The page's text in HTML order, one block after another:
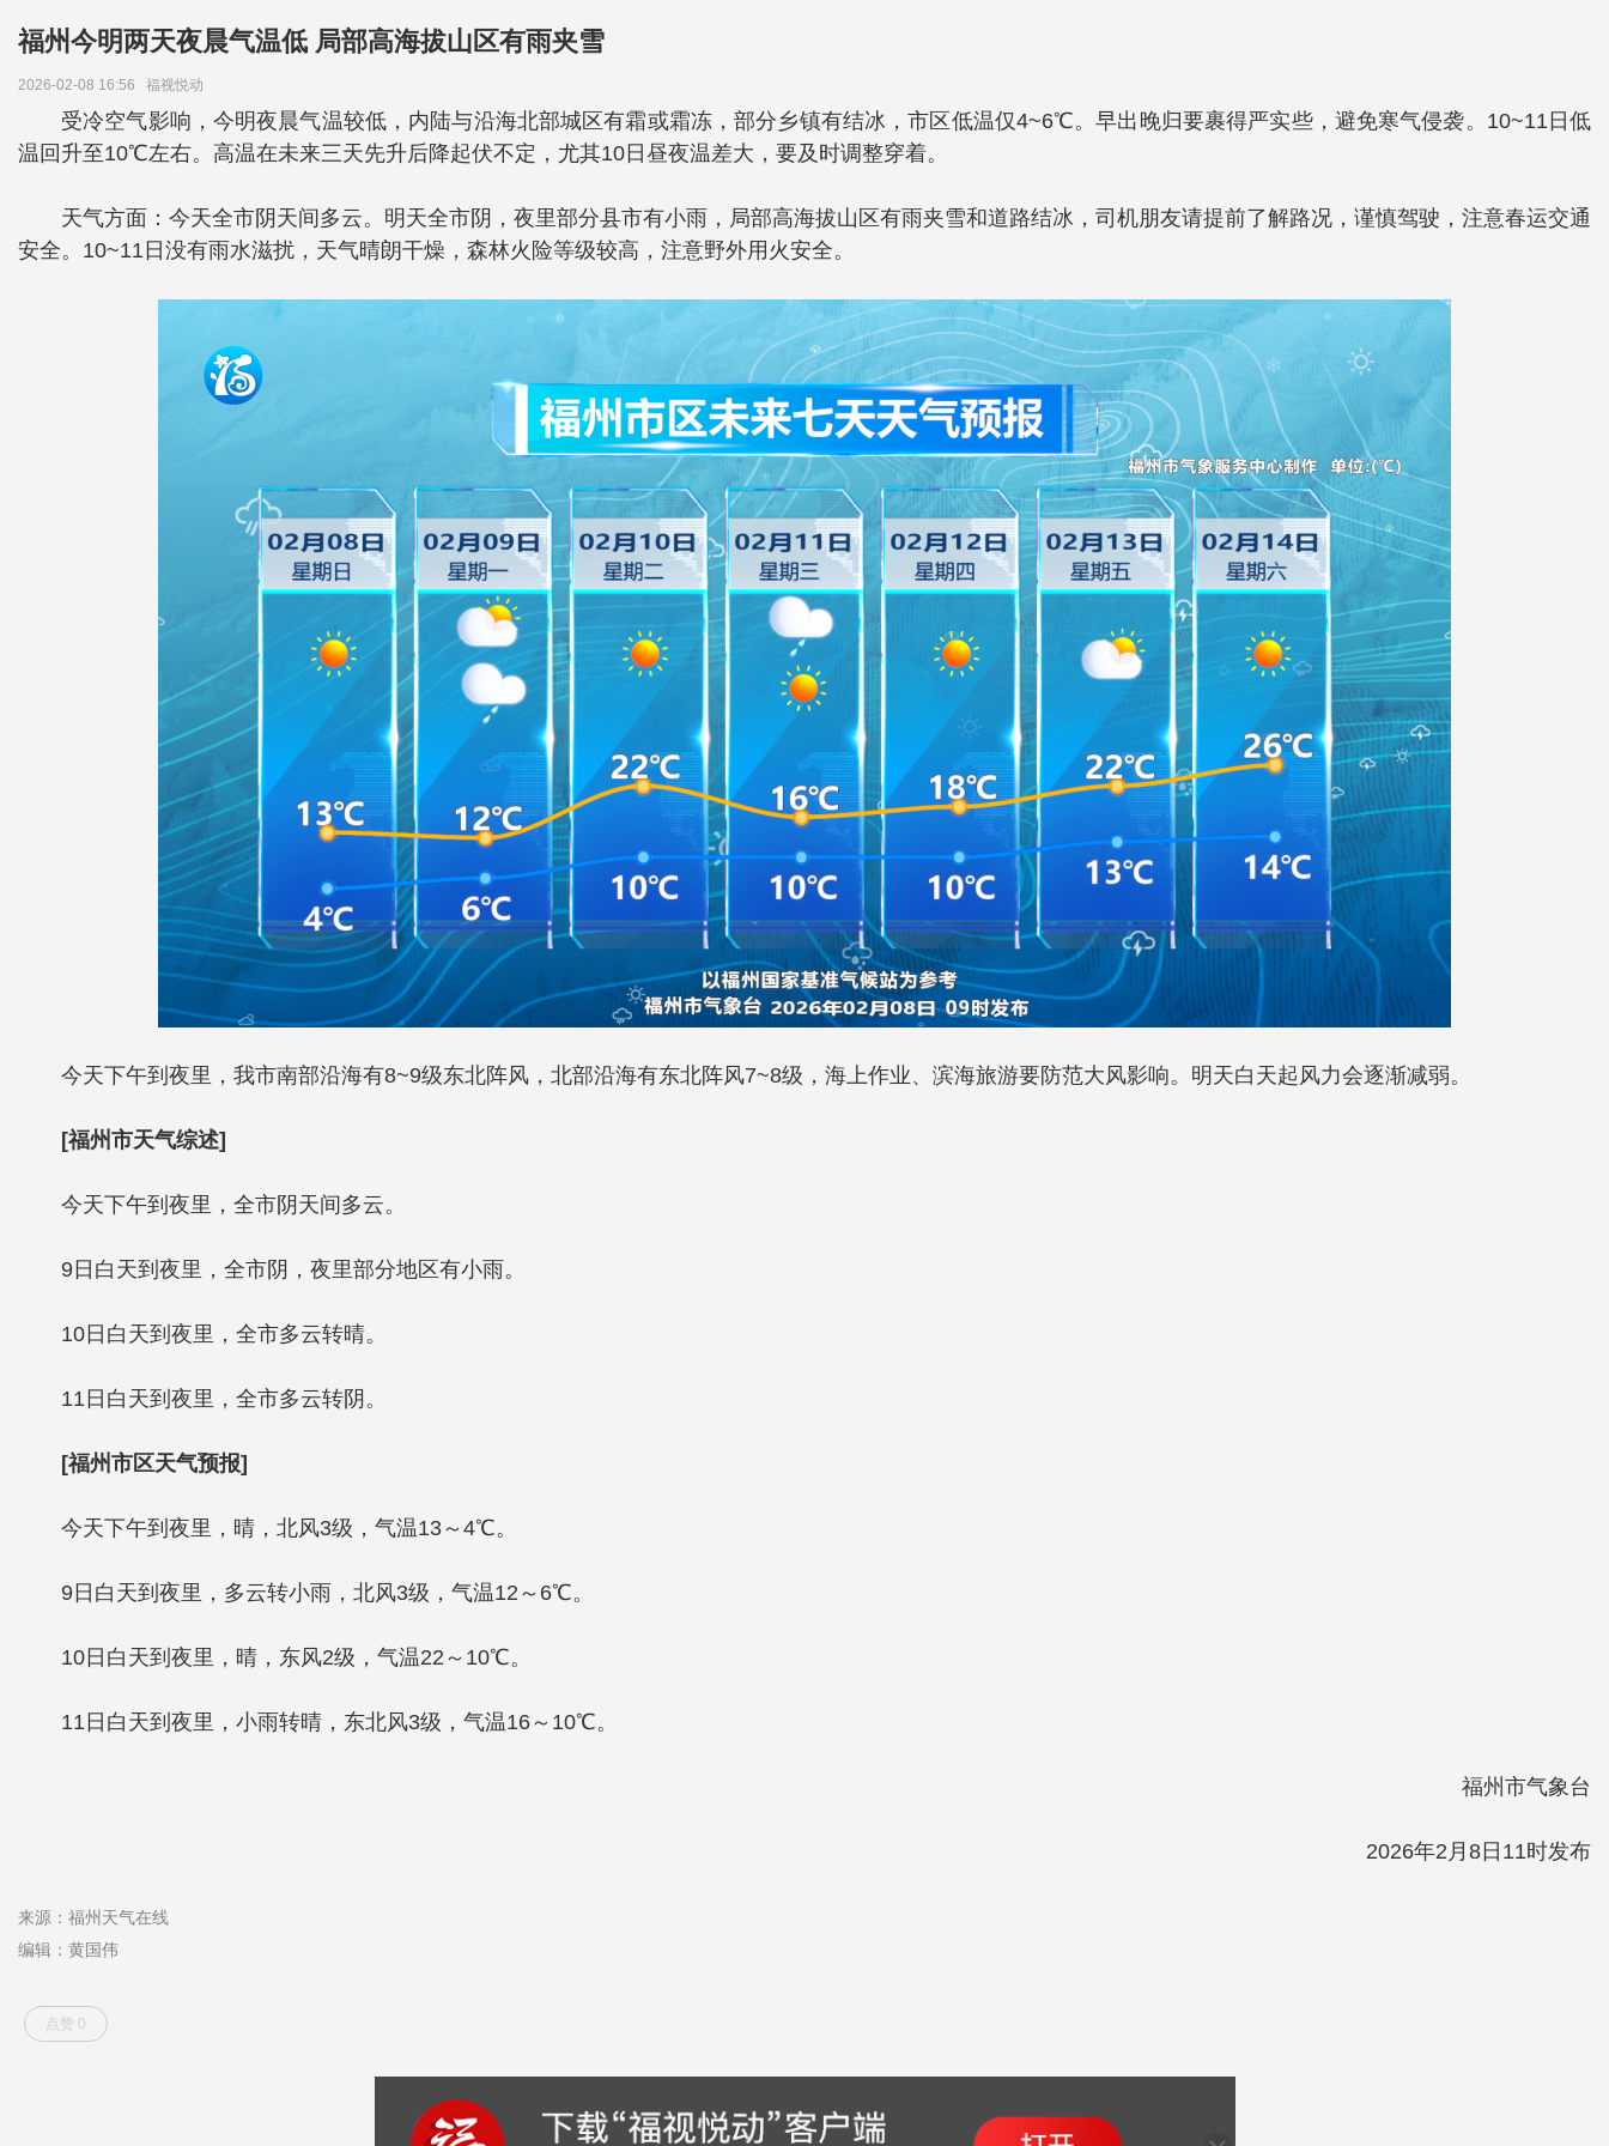
福州今明两天夜晨气温低 局部高海拔山区有雨夹雪
2026-02-08 16:56 福视悦动
受冷空气影响，今明夜晨气温较低，内陆与沿海北部城区有霜或霜冻，部分乡镇有结冰，市区低温仅4~6℃。早出晚归要裹得严实些，避免寒气侵袭。10~11日低
温回升至10℃左右。高温在未来三天先升后降起伏不定，尤其10日昼夜温差大，要及时调整穿着。
天气方面：今天全市阴天间多云。明天全市阴，夜里部分县市有小雨，局部高海拔山区有雨夹雪和道路结冰，司机朋友请提前了解路况，谨慎驾驶，注意春运交通
安全。10~11日没有雨水滋扰，天气晴朗干燥，森林火险等级较高，注意野外用火安全。
今天下午到夜里，我市南部沿海有8~9级东北阵风，北部沿海有东北阵风7~8级，海上作业、滨海旅游要防范大风影响。明天白天起风力会逐渐减弱。
[福州市天气综述]
今天下午到夜里，全市阴天间多云。
9日白天到夜里，全市阴，夜里部分地区有小雨。
10日白天到夜里，全市多云转晴。
11日白天到夜里，全市多云转阴。
[福州市区天气预报]
今天下午到夜里，晴，北风3级，气温13～4℃。
9日白天到夜里，多云转小雨，北风3级，气温12～6℃。
10日白天到夜里，晴，东风2级，气温22～10℃。
11日白天到夜里，小雨转晴，东北风3级，气温16～10℃。
福州市气象台
2026年2月8日11时发布
来源：福州天气在线
编辑：黄国伟
点赞 0